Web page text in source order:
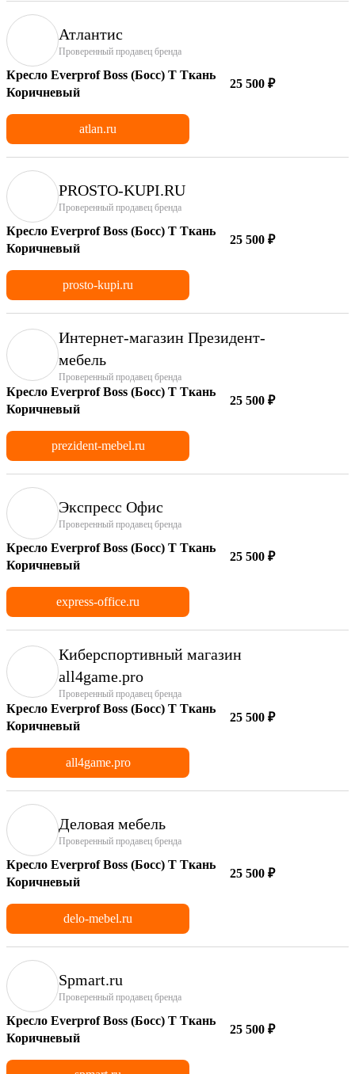
Атлантис
Проверенный продавец бренда
Кресло Everprof Boss (Босс) T Ткань
Коричневый
25 500 ₽
atlan.ru
PROSTO-KUPI.RU
Проверенный продавец бренда
Кресло Everprof Boss (Босс) T Ткань
Коричневый
25 500 ₽
prosto-kupi.ru
Интернет-магазин Президент-
мебель
Проверенный продавец бренда
Кресло Everprof Boss (Босс) T Ткань
Коричневый
25 500 ₽
prezident-mebel.ru
Экспресс Офис
Проверенный продавец бренда
Кресло Everprof Boss (Босс) T Ткань
Коричневый
25 500 ₽
express-office.ru
Киберспортивный магазин
аll4game.pro
Проверенный продавец бренда
Кресло Everprof Boss (Босс) T Ткань
Коричневый
25 500 ₽
all4game.pro
Деловая мебель
Проверенный продавец бренда
Кресло Everprof Boss (Босс) T Ткань
Коричневый
25 500 ₽
delo-mebel.ru
Spmart.ru
Проверенный продавец бренда
Кресло Everprof Boss (Босс) T Ткань
Коричневый
25 500 ₽